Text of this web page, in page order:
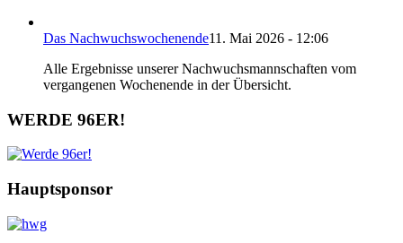
Das Nachwuchswochenende11. Mai 2026 - 12:06
Alle Ergebnisse unserer Nachwuchsmannschaften vom
vergangenen Wochenende in der Übersicht.
WERDE 96ER!
Hauptsponsor